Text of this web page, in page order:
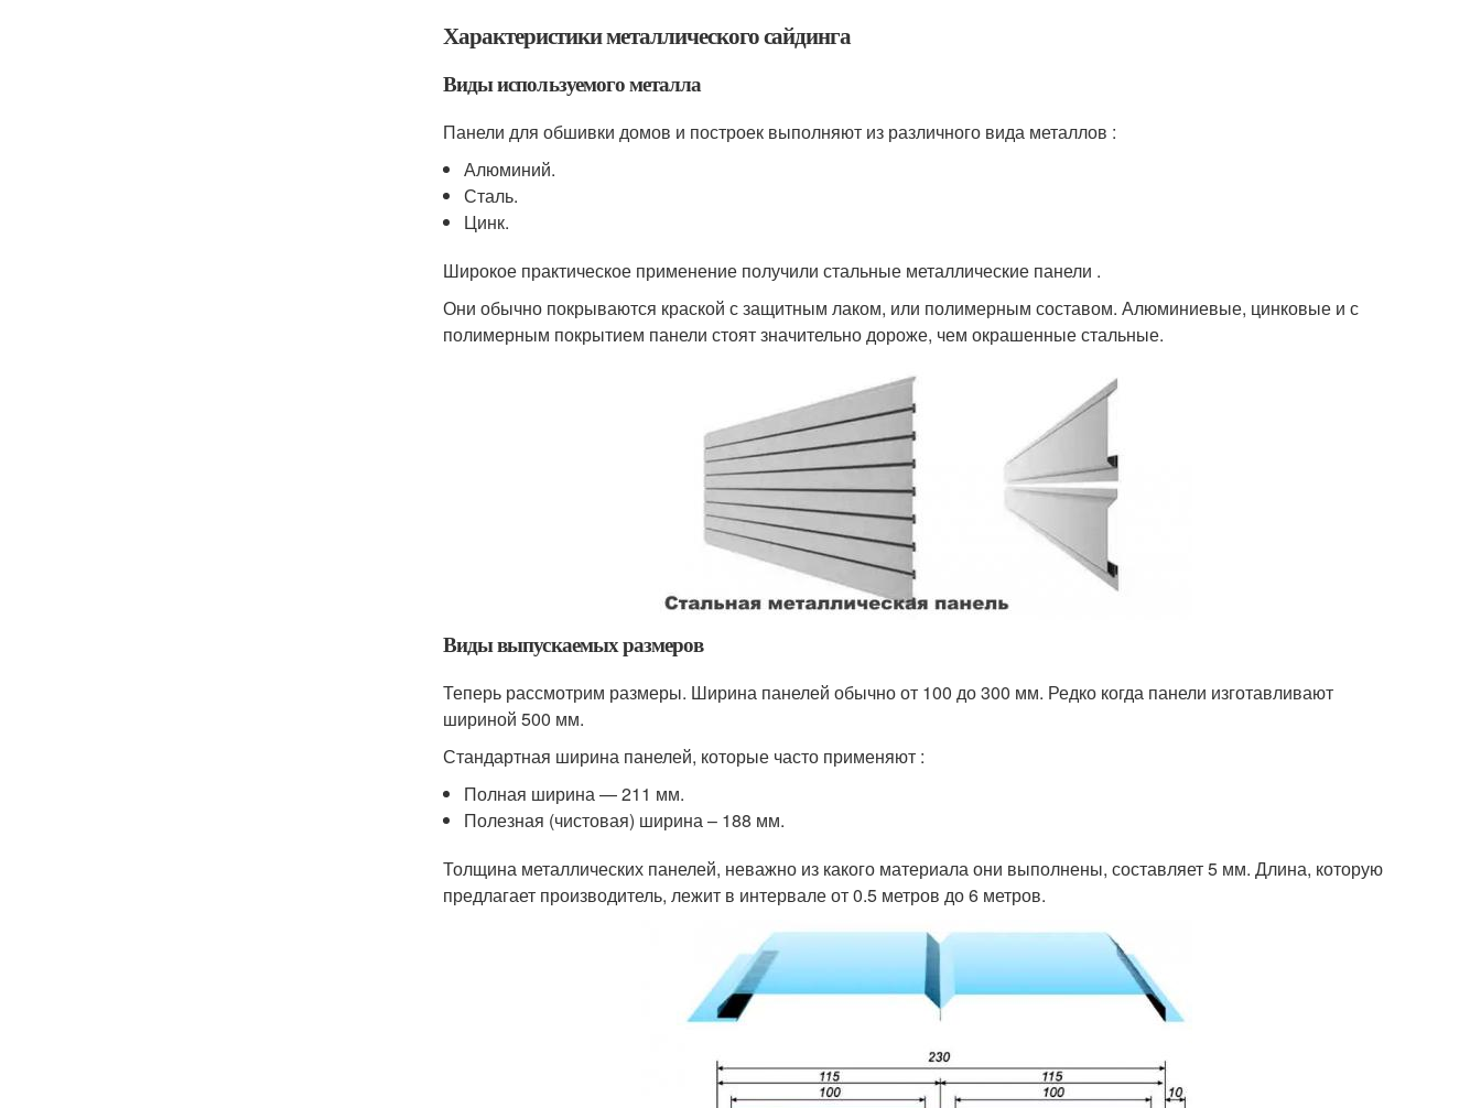
Характеристики металлического сайдинга
Виды используемого металла
Панели для обшивки домов и построек выполняют из различного вида металлов :
Алюминий.
Сталь.
Цинк.
Широкое практическое применение получили стальные металлические панели .
Они обычно покрываются краской с защитным лаком, или полимерным составом. Алюминиевые, цинковые и с
полимерным покрытием панели стоят значительно дороже, чем окрашенные стальные.
Виды выпускаемых размеров
Теперь рассмотрим размеры. Ширина панелей обычно от 100 до 300 мм. Редко когда панели изготавливают
шириной 500 мм.
Стандартная ширина панелей, которые часто применяют :
Полная ширина — 211 мм.
Полезная (чистовая) ширина – 188 мм.
Толщина металлических панелей, неважно из какого материала они выполнены, составляет 5 мм. Длина, которую
предлагает производитель, лежит в интервале от 0.5 метров до 6 метров.